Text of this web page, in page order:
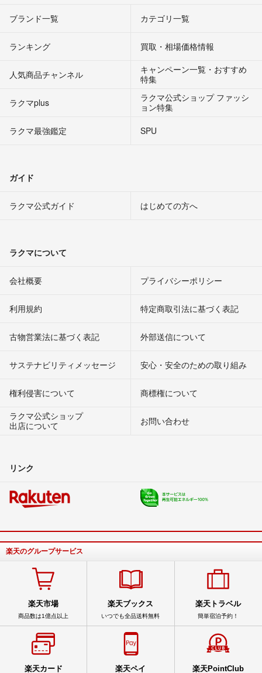
ブランド一覧 カテゴリ一覧
ランキング 買取・相場価格情報
人気商品チャンネル
キャンペーン一覧・おすすめ
特集
ラクマplus
ラクマ公式ショップ ファッシ
ョン特集
ラクマ最強鑑定
SPU
ガイド
ラクマ公式ガイド はじめての方へ
ラクマについて
会社概要 プライバシーポリシー
利用規約 特定商取引法に基づく表記
古物営業法に基づく表記 外部送信について
サステナビリティメッセージ 安心・安全のための取り組み
権利侵害について
商標権について
ラクマ公式ショップ
出店について
お問い合わせ
リンク
楽天のグループサービス
楽天市場
商品数は1億点以上
楽天ブックス
いつでも全品送料無料
楽天トラベル
簡単宿泊予約！
楽天カード 楽天ペイ 楽天PointClub